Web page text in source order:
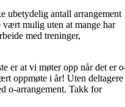
ubetydelig antall arrangement
mulig uten at mange har
med treninger,
er at vi møter opp når det er
oppmøte i år! Uten deltagere
o-arrangement. Takk for